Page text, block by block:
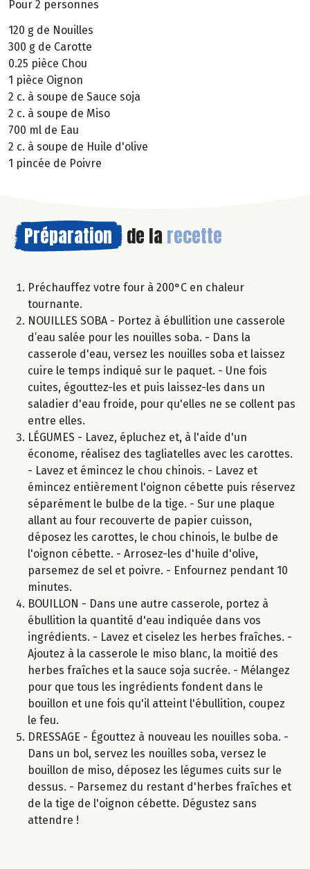
Pour 2 personnes
120 g de Nouilles
300 g de Carotte
0.25 pièce Chou
1 pièce Oignon
2 c. à soupe de Sauce soja
2 c. à soupe de Miso
700 ml de Eau
2 c. à soupe de Huile d'olive
1 pincée de Poivre
Préparation de la recette
Préchauffez votre four à 200°C en chaleur
tournante.
NOUILLES SOBA - Portez à ébullition une casserole
d’eau salée pour les nouilles soba. - Dans la
casserole d'eau, versez les nouilles soba et laissez
cuire le temps indiqué sur le paquet. - Une fois
cuites, égouttez-les et puis laissez-les dans un
saladier d'eau froide, pour qu'elles ne se collent pas
entre elles.
LÉGUMES - Lavez, épluchez et, à l'aide d'un
économe, réalisez des tagliatelles avec les carottes.
- Lavez et émincez le chou chinois. - Lavez et
émincez entièrement l'oignon cébette puis réservez
séparément le bulbe de la tige. - Sur une plaque
allant au four recouverte de papier cuisson,
déposez les carottes, le chou chinois, le bulbe de
l'oignon cébette. - Arrosez-les d'huile d'olive,
parsemez de sel et poivre. - Enfournez pendant 10
minutes.
BOUILLON - Dans une autre casserole, portez à
ébullition la quantité d'eau indiquée dans vos
ingrédients. - Lavez et ciselez les herbes fraîches. -
Ajoutez à la casserole le miso blanc, la moitié des
herbes fraîches et la sauce soja sucrée. - Mélangez
pour que tous les ingrédients fondent dans le
bouillon et une fois qu'il atteint l'ébullition, coupez
le feu.
DRESSAGE - Égouttez à nouveau les nouilles soba. -
Dans un bol, servez les nouilles soba, versez le
bouillon de miso, déposez les légumes cuits sur le
dessus. - Parsemez du restant d'herbes fraîches et
de la tige de l'oignon cébette. Dégustez sans
attendre !